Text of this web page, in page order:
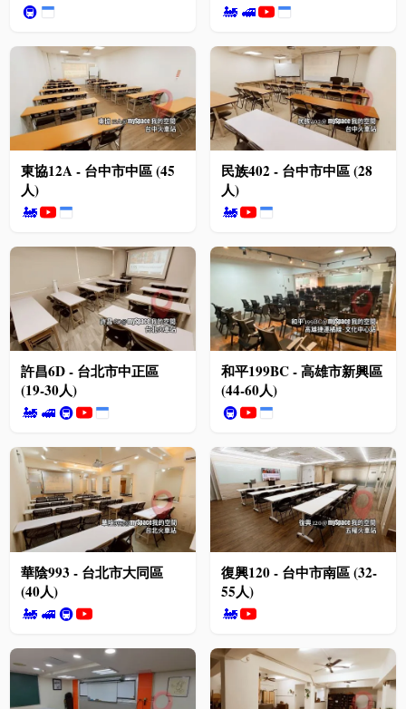
🚇 🚂 🚅
東協12A - 台中市中區 (45
人)
🚂
民族402 - 台中市中區 (28
人)
🚂
許昌6D - 台北市中正區
(19-30人)
🚂 🚅 🚇
和平199BC - 高雄市新興區
(44-60人)
🚇
華陰993 - 台北市大同區
(40人)
🚂 🚅 🚇
復興120 - 台中市南區 (32-
55人)
🚂